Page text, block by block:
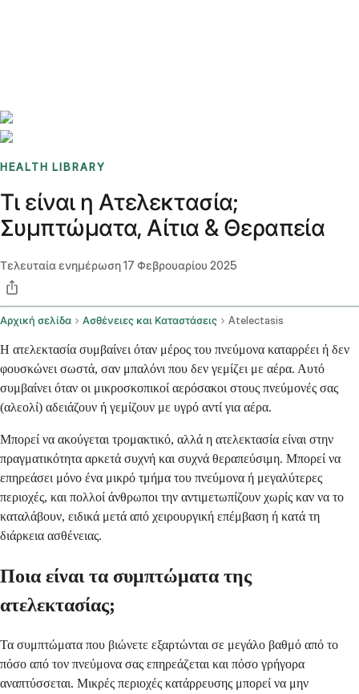
HEALTH LIBRARY
Τι είναι η Ατελεκτασία;
Συμπτώματα, Αίτια & Θεραπεία
Τελευταία ενημέρωση17 Φεβρουαρίου 2025
Αρχική σελίδα Ασθένειες και Καταστάσεις Atelectasis
Η ατελεκτασία συμβαίνει όταν μέρος του πνεύμονα καταρρέει ή δεν
φουσκώνει σωστά, σαν μπαλόνι που δεν γεμίζει με αέρα. Αυτό
συμβαίνει όταν οι μικροσκοπικοί αερόσακοι στους πνεύμονές σας
(αλεολί) αδειάζουν ή γεμίζουν με υγρό αντί για αέρα.
Μπορεί να ακούγεται τρομακτικό, αλλά η ατελεκτασία είναι στην
πραγματικότητα αρκετά συχνή και συχνά θεραπεύσιμη. Μπορεί να
επηρεάσει μόνο ένα μικρό τμήμα του πνεύμονα ή μεγαλύτερες
περιοχές, και πολλοί άνθρωποι την αντιμετωπίζουν χωρίς καν να το
καταλάβουν, ειδικά μετά από χειρουργική επέμβαση ή κατά τη
διάρκεια ασθένειας.
Ποια είναι τα συμπτώματα της
ατελεκτασίας;
Τα συμπτώματα που βιώνετε εξαρτώνται σε μεγάλο βαθμό από το
πόσο από τον πνεύμονα σας επηρεάζεται και πόσο γρήγορα
αναπτύσσεται. Μικρές περιοχές κατάρρευσης μπορεί να μην